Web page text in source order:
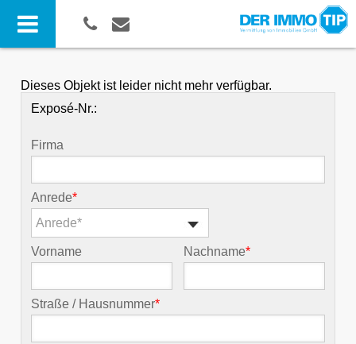
Dieses Objekt ist leider nicht mehr verfügbar.
Exposé-Nr.:
Firma
Anrede*
Anrede*
Vorname Nachname*
Straße / Hausnummer*